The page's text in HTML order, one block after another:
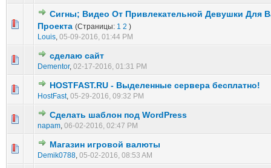
Сигны; Видео От Привлекательной Девушки Для
Проекта (Страницы: 1 2 )
Louis, 05-09-2016, 01:44 PM
0 голос(ов) - 0 из 5 в среднем
12 345
сделаю сайт
Dementor, 02-17-2016, 01:31 PM
0 голос(ов) - 0 из 5 в среднем
1
HOSTFAST.RU - Выделенные сервера бесплатно!
HostFast, 05-29-2016, 09:32 PM
0 голос(ов) - 0 из 5 в среднем
12 3 45
Сделать шаблон под WordPress
napam, 06-02-2016, 02:47 PM
0 голос(ов) - 0 из 5 в среднем
12345
Магазин игровой валюты
Demik0788, 05-02-2016, 08:53 AM
2 голос(ов) - 3 из 5 в среднем
12345